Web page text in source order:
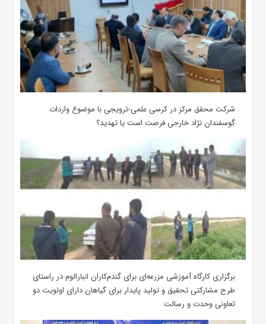
شرکت محقق مرکز در کرسی علمی-ترویجی با موضوع واردات
گوسفندان نژاد خارجی فرصت است یا تهدید؟
برگزاری کارگاه آموزشی مزرعه‌ای برای گندم‌کاران انبارالوم در راستای
طرح مشارکتی تحقیق و تولید پایدار برای گیاهان دارای اولویت دو
تعاونی وحدت و رسالت